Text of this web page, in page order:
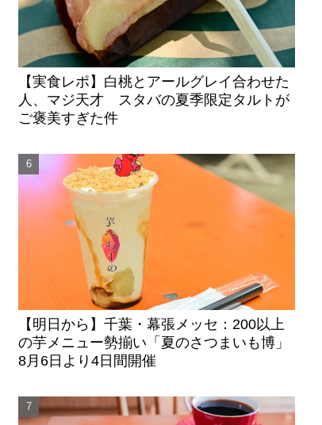
【実食レポ】白桃とアールグレイ合わせた
人、マジ天才 スタバの夏季限定タルトが
ご褒美すぎた件
【明日から】千葉・幕張メッセ：200以上
の芋メニュー勢揃い「夏のさつまいも博」
8月6日より4日間開催